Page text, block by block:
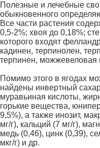
Полезные и лечебные
обыкновенного
Все части растения
0,5-2%; хвоя до 0,18%;
которого входят
кадинен, терпинолен,
терпинен, можжевеловая
Помимо этого в ягодах
найдены инвертный
муравьиная кислоты,
горькие вещества,
9,5%), а также инозит,
мг/г), кальций (7 мг/г),
медь (0,46), цинк (0,39),
мкг/г) и др.